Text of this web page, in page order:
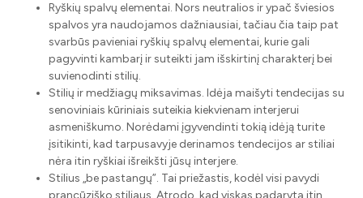
Ryškių spalvų elementai. Nors neutralios ir ypač šviesios
spalvos yra naudojamos dažniausiai, tačiau čia taip pat
svarbūs pavieniai ryškių spalvų elementai, kurie gali
pagyvinti kambarį ir suteikti jam išskirtinį charakterį bei
suvienodinti stilių.
Stilių ir medžiagų miksavimas. Idėja maišyti tendecijas su
senoviniais kūriniais suteikia kiekvienam interjerui
asmeniškumo. Norėdami įgyvendinti tokią idėją turite
įsitikinti, kad tarpusavyje derinamos tendecijos ar stiliai
nėra itin ryškiai išreikšti jūsų interjere.
Stilius „be pastangų”. Tai priežastis, kodėl visi pavydi